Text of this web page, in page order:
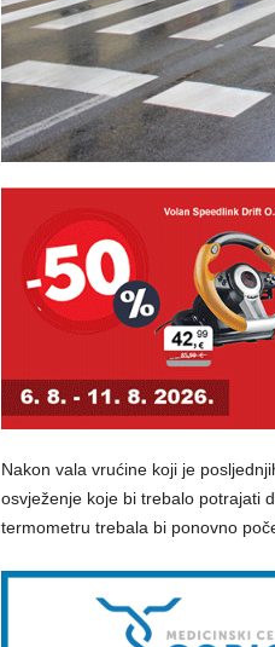
Nakon vala vrućine koji je
osvježenje koje bi trebalo potrajati
termometru trebala bi ponovno